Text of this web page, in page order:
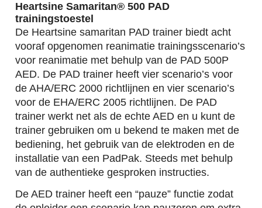
Heartsine Samaritan® 500 PAD
trainingstoestel
De Heartsine samaritan PAD trainer biedt acht
vooraf opgenomen reanimatie trainingsscenario’s
voor reanimatie met behulp van de PAD 500P
AED. De PAD trainer heeft vier scenario’s voor
de AHA/ERC 2000 richtlijnen en vier scenario’s
voor de EHA/ERC 2005 richtlijnen. De PAD
trainer werkt net als de echte AED en u kunt de
trainer gebruiken om u bekend te maken met de
bediening, het gebruik van de elektroden en de
installatie van een PadPak. Steeds met behulp
van de authentieke gesproken instructies.
De AED trainer heeft een “pauze” functie zodat